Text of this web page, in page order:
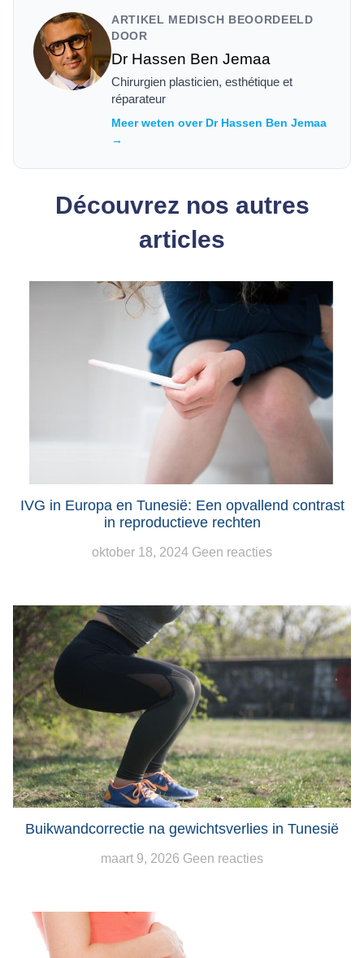
ARTIKEL MEDISCH BEOORDEELD
DOOR
Dr Hassen Ben Jemaa
Chirurgien plasticien, esthétique et
réparateur
Meer weten over Dr Hassen Ben Jemaa
→
Découvrez nos autres
articles
IVG in Europa en Tunesië: Een opvallend contrast
in reproductieve rechten
oktober 18, 2024 Geen reacties
Buikwandcorrectie na gewichtsverlies in Tunesië
maart 9, 2026 Geen reacties